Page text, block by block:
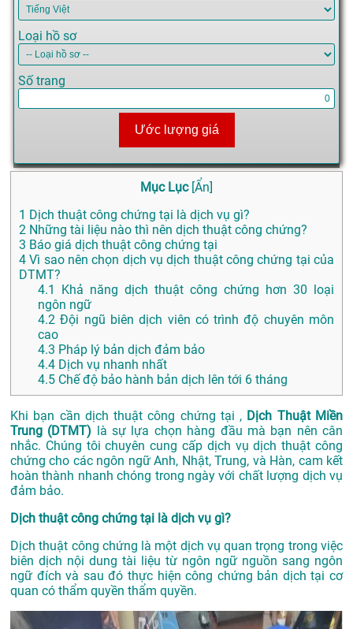
Loại hồ sơ
Số trang
Ước lượng giá
Mục Lục [Ẩn]
1 Dịch thuật công chứng tại là dịch vụ gì?
2 Những tài liệu nào thì nên dịch thuật công chứng?
3 Báo giá dịch thuật công chứng tại
4 Vì sao nên chọn dịch vụ dịch thuật công chứng tại của
DTMT?
4.1
Khả năng dịch thuật công chứng hơn 30 loại
ngôn ngữ
4.2 Đội ngũ biên dịch viên có trình độ chuyên môn
cao
4.3 Pháp lý bản dịch đảm bảo
4.4 Dịch vụ nhanh nhất
4.5 Chế độ bảo hành bản dịch lên tới 6 tháng
Khi bạn cần dịch thuật công chứng tại , Dịch Thuật Miền
Trung (DTMT) là sự lựa chọn hàng đầu mà bạn nên cân
nhắc. Chúng tôi chuyên cung cấp dịch vụ dịch thuật công
chứng cho các ngôn ngữ Anh, Nhật, Trung, và Hàn, cam kết
hoàn thành nhanh chóng trong ngày với chất lượng dịch vụ
đảm bảo.
Dịch thuật công chứng tại là dịch vụ gì?
Dịch thuật công chứng là một dịch vụ quan trọng trong việc
biên dịch nội dung tài liệu từ ngôn ngữ nguồn sang ngôn
ngữ đích và sau đó thực hiện công chứng bản dịch tại cơ
quan có thẩm quyền thẩm quyền.